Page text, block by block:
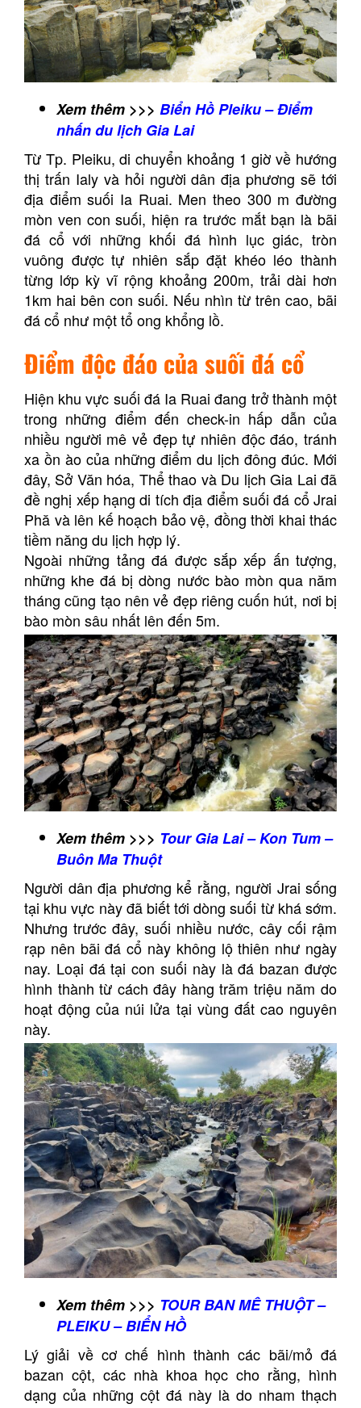
Xem thêm >>> Biển Hồ Pleiku – Điểm
nhấn du lịch Gia Lai
Từ Tp. Pleiku, di chuyển khoảng 1 giờ về hướng
thị trấn Ialy và hỏi người dân địa phương sẽ tới
địa điểm suối Ia Ruai. Men theo 300 m đường
mòn ven con suối, hiện ra trước mắt bạn là bãi
đá cổ với những khối đá hình lục giác, tròn
vuông được tự nhiên sắp đặt khéo léo thành
từng lớp kỳ vĩ rộng khoảng 200m, trải dài hơn
1km hai bên con suối. Nếu nhìn từ trên cao, bãi
đá cổ như một tổ ong khổng lồ.
Điểm độc đáo của suối đá cổ
Hiện khu vực suối đá Ia Ruai đang trở thành một
trong những điểm đến check-in hấp dẫn của
nhiều người mê vẻ đẹp tự nhiên độc đáo, tránh
xa ồn ào của những điểm du lịch đông đúc. Mới
đây, Sở Văn hóa, Thể thao và Du lịch Gia Lai đã
đề nghị xếp hạng di tích địa điểm suối đá cổ Jrai
Phă và lên kế hoạch bảo vệ, đồng thời khai thác
tiềm năng du lịch hợp lý.
Ngoài những tảng đá được sắp xếp ấn tượng,
những khe đá bị dòng nước bào mòn qua năm
tháng cũng tạo nên vẻ đẹp riêng cuốn hút, nơi bị
bào mòn sâu nhất lên đến 5m.
Xem thêm >>> Tour Gia Lai – Kon Tum –
Buôn Ma Thuột
Người dân địa phương kể rằng, người Jrai sống
tại khu vực này đã biết tới dòng suối từ khá sớm.
Nhưng trước đây, suối nhiều nước, cây cối rậm
rạp nên bãi đá cổ này không lộ thiên như ngày
nay. Loại đá tại con suối này là đá bazan được
hình thành từ cách đây hàng trăm triệu năm do
hoạt động của núi lửa tại vùng đất cao nguyên
này.
Xem thêm >>> TOUR BAN MÊ THUỘT –
PLEIKU – BIỂN HỒ
Lý giải về cơ chế hình thành các bãi/mỏ đá
bazan cột, các nhà khoa học cho rằng, hình
dạng của những cột đá này là do nham thạch